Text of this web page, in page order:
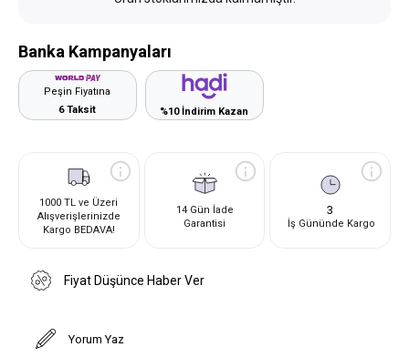
Banka Kampanyaları
Peşin Fiyatına
6 Taksit
%10 İndirim Kazan
1000 TL ve Üzeri
Alışverişlerinizde
Kargo BEDAVA!
14 Gün İade
Garantisi
3
İş Gününde Kargo
Fiyat Düşünce Haber Ver
Yorum Yaz